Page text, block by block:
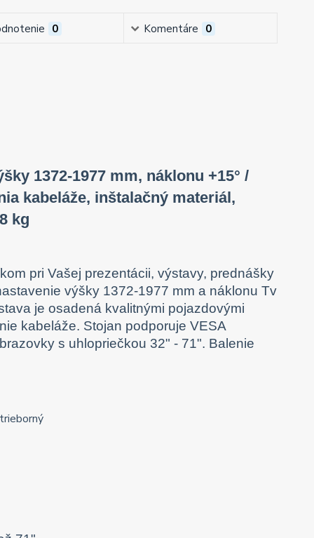
0 Komentáre 0
1372-1977 mm, náklonu +15° /
kabeláže, inštalačný materiál,
kg
pri Vašej prezentácii, výstavy, prednášky
výšky 1372-1977 mm a náklonu Tv
je osadená kvalitnými pojazdovými
kabeláže. Stojan podporuje VESA
s uhlopriečkou 32" - 71". Balenie